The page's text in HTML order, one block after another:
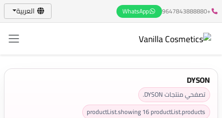
+9647843888880
WhatsApp العربية
DYSON
تصفحي منتجات DYSON.
productList.showing16productList.products